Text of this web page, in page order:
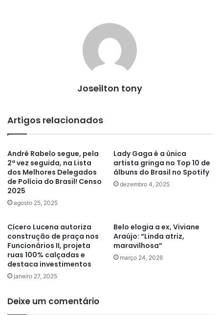
Joseilton tony
Artigos relacionados
André Rabelo segue, pela
2ª vez seguida, na Lista
dos Melhores Delegados
de Polícia do Brasil! Censo
2025
agosto 25, 2025
Lady Gaga é a única
artista gringa no Top 10 de
álbuns do Brasil no Spotify
dezembro 4, 2025
Cícero Lucena autoriza
construção de praça nos
Funcionários II, projeta
ruas 100% calçadas e
destaca investimentos
janeiro 27, 2025
Belo elogia a ex, Viviane
Araújo: “Linda atriz,
maravilhosa”
março 24, 2026
Deixe um comentário